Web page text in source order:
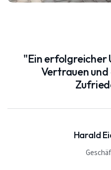
"Ein erfolgreicher
Vertrauen
Harald